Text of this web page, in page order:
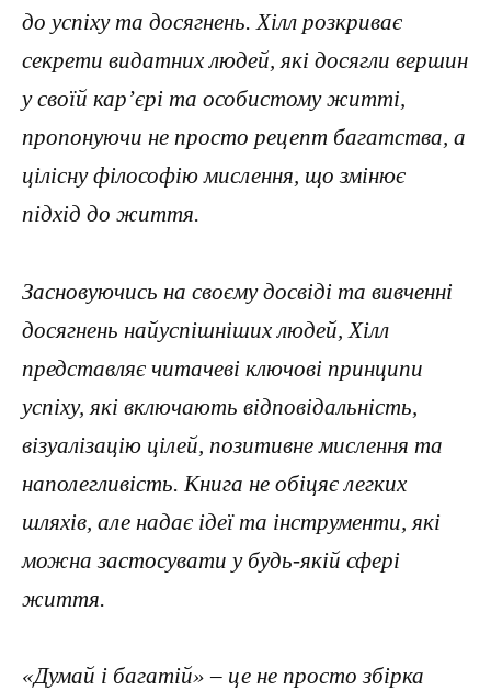
до успіху та досягнень. Хілл розкриває
секрети видатних людей, які досягли вершин
у своїй кар’єрі та особистому житті,
пропонуючи не просто рецепт багатства, а
цілісну філософію мислення, що змінює
підхід до життя.
Засновуючись на своєму досвіді та вивченні
досягнень найуспішніших людей, Хілл
представляє читачеві ключові принципи
успіху, які включають відповідальність,
візуалізацію цілей, позитивне мислення та
наполегливість. Книга не обіцяє легких
шляхів, але надає ідеї та інструменти, які
можна застосувати у будь-якій сфері
життя.
«Думай і багатій» – це не просто збірка